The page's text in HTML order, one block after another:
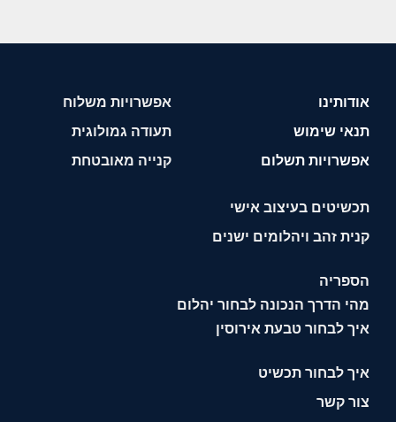
אודותינו
תנאי שימוש
אפשרויות תשלום
אפשרויות משלוח
תעודה גמולוגית
קנייה מאובטחת
תכשיטים בעיצוב אישי
קנית זהב ויהלומים ישנים
הספריה
מהי הדרך הנכונה לבחור יהלום
איך לבחור טבעת אירוסין
איך לבחור תכשיט
צור קשר